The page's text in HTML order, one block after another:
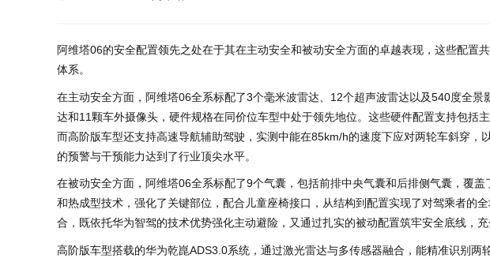
阿维塔06的安全配置领先之处在于其在主动安全和被动安全方面的卓越表现，这些配置
体系。
在主动安全方面，阿维塔06全系标配了3个毫米波雷达、12个超声波雷达以及540度全
达和11颗车外摄像头，硬件规格在同价位车型中处于领先地位。这些硬件配置支持包括
而高阶版车型还支持高速导航辅助驾驶，实测中能在85km/h的速度下应对两轮车斜穿，
的预警与干预能力达到了行业顶尖水平。
在被动安全方面，阿维塔06全系标配了9个气囊，包括前排中央气囊和后排侧气囊，覆
和热成型技术，强化了关键部位，配合儿童座椅接口，从结构到配置实现了对驾乘者的
合，既依托华为智驾的技术优势强化主动避险，又通过扎实的被动配置筑牢安全底线，充
高阶版车型搭载的华为乾崑ADS3.0系统，通过激光雷达与多传感器融合，能精准识别两